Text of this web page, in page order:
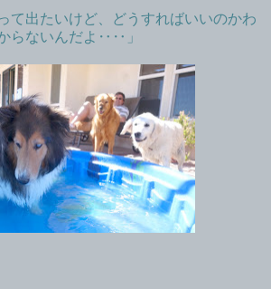
て出たいけど、どうすればいいのかわ
らないんだよ‥‥」